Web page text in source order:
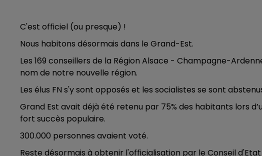
C'est officiel (ou presque) !
Nous habitons désormais dans le Grand-Est.
Les 169 conseillers de la Région Alsace - Champagne-
nom de notre nouvelle région.
Les élus FN s'y sont opposés et les socialistes se sont
Grand Est avait déjà été retenu par 75% des habitants lors
fort succès populaire.
300.000 personnes avaient voté.
Reste désormais à obtenir l'officialisation par le Conseil